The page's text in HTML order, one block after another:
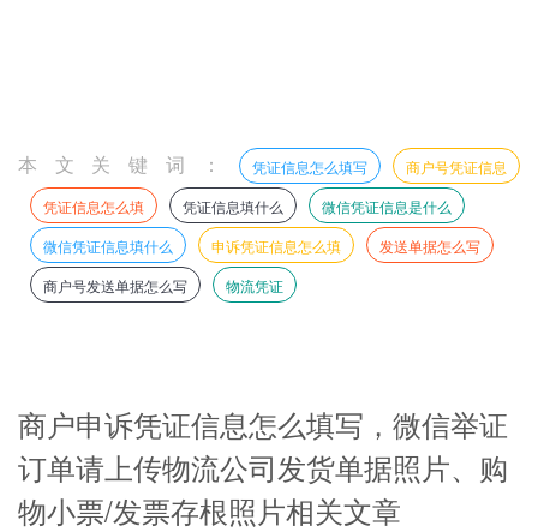
本文关键词： 凭证信息怎么填写
商户号凭证信息
凭证信息怎么填
凭证信息填什么
微信凭证信息是什么
微信凭证信息填什么
申诉凭证信息怎么填
发送单据怎么写
商户号发送单据怎么写
物流凭证
商户申诉凭证信息怎么填写，微信举证
订单请上传物流公司发货单据照片、购
物小票/发票存根照片相关文章